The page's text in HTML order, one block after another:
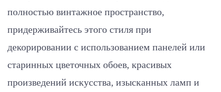
полностью винтажное пространство,
придерживайтесь этого стиля при
декорировании с использованием панелей или
старинных цветочных обоев, красивых
произведений искусства, изысканных ламп и